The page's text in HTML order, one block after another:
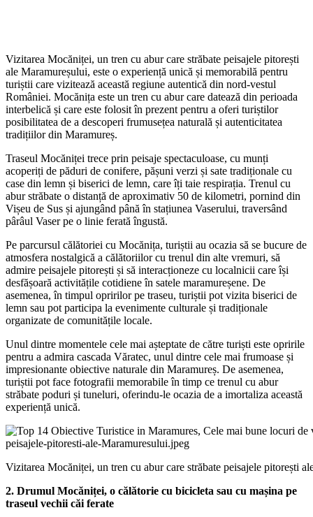
Vizitarea Mocăniței, un tren cu abur care străbate peisajele pitorești
ale Maramureșului, este o experiență unică și memorabilă pentru
turiștii care vizitează această regiune autentică din nord-vestul
României. Mocănița este un tren cu abur care datează din perioada
interbelică și care este folosit în prezent pentru a oferi turiștilor
posibilitatea de a descoperi frumusețea naturală și autenticitatea
tradițiilor din Maramureș.
Traseul Mocăniței trece prin peisaje spectaculoase, cu munți
acoperiți de păduri de conifere, pășuni verzi și sate tradiționale cu
case din lemn și biserici de lemn, care îți taie respirația. Trenul cu
abur străbate o distanță de aproximativ 50 de kilometri, pornind din
Vișeu de Sus și ajungând până în stațiunea Vaserului, traversând
pârâul Vaser pe o linie ferată îngustă.
Pe parcursul călătoriei cu Mocănița, turiștii au ocazia să se bucure de
atmosfera nostalgică a călătoriilor cu trenul din alte vremuri, să
admire peisajele pitorești și să interacționeze cu localnicii care își
desfășoară activitățile cotidiene în satele maramureșene. De
asemenea, în timpul opririlor pe traseu, turiștii pot vizita biserici de
lemn sau pot participa la evenimente culturale și tradiționale
organizate de comunitățile locale.
Unul dintre momentele cele mai așteptate de către turiști este opririle
pentru a admira cascada Văratec, unul dintre cele mai frumoase și
impresionante obiective naturale din Maramureș. De asemenea,
turiștii pot face fotografii memorabile în timp ce trenul cu abur
străbate poduri și tuneluri, oferindu-le ocazia de a imortaliza această
experiență unică.
Vizitarea Mocăniței, un tren cu abur care străbate peisajele pitorești
2. Drumul Mocăniței, o călătorie cu bicicleta sau cu mașina pe
traseul vechii căi ferate